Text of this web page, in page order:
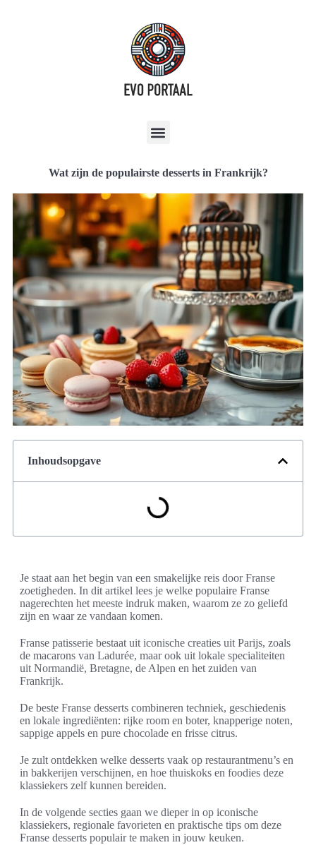
Wat zijn de populairste desserts in Frankrijk?
Inhoudsopgave
Je staat aan het begin van een smakelijke reis door Franse
zoetigheden. In dit artikel lees je welke populaire Franse
nagerechten het meeste indruk maken, waarom ze zo geliefd
zijn en waar ze vandaan komen.
Franse patisserie bestaat uit iconische creaties uit Parijs, zoals
de macarons van Ladurée, maar ook uit lokale specialiteiten
uit Normandië, Bretagne, de Alpen en het zuiden van
Frankrijk.
De beste Franse desserts combineren techniek, geschiedenis
en lokale ingrediënten: rijke room en boter, knapperige noten,
sappige appels en pure chocolade en frisse citrus.
Je zult ontdekken welke desserts vaak op restaurantmenu’s en
in bakkerijen verschijnen, en hoe thuiskoks en foodies deze
klassiekers zelf kunnen bereiden.
In de volgende secties gaan we dieper in op iconische
klassiekers, regionale favorieten en praktische tips om deze
Franse desserts populair te maken in jouw keuken.